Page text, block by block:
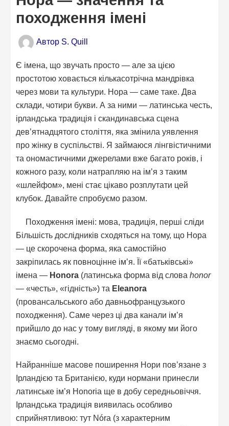
походження імені
Автор S. Quill
Є імена, що звучать просто — але за цією
простотою ховається кількасотрічна мандрівка
через мови та культури. Нора — саме таке. Два
склади, чотири букви. А за ними — латинська честь,
ірландська традиція і скандинавська сцена
дев’ятнадцятого століття, яка змінила уявлення
про жінку в суспільстві. Я займаюся лінгвістичними
та ономастичними джерелами вже багато років, і
кожного разу, коли натрапляю на ім’я з таким
«шлейфом», мені стає цікаво розплутати цей
клубок. Давайте спробуємо разом.
Походження імені: мова, традиція, перші сліди
Більшість дослідників сходяться на тому, що Нора
— це скорочена форма, яка самостійно
закріпилась як повноцінне ім’я. Її «батьківські»
імена — Honora (латинська форма від словаhonor
— «честь», «гідність») та Eleanora
(провансальського або давньофранцузького
походження). Саме через ці два канали ім’я
прийшло до нас у тому вигляді, в якому ми його
знаємо сьогодні.
Найранніше масове поширення Нори пов’язане з
Ірландією та Британією, куди нормани принесли
латинське ім’я Honoria ще в добу середньовіччя.
Ірландська традиція виявилась особливо
сприйнятливою: тут Nóra (з характерним